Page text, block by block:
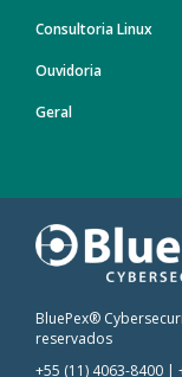
Consultoria Linux
Ouvidoria
Geral
BluePex®
reservados
+55 (11) 4063-8400 |